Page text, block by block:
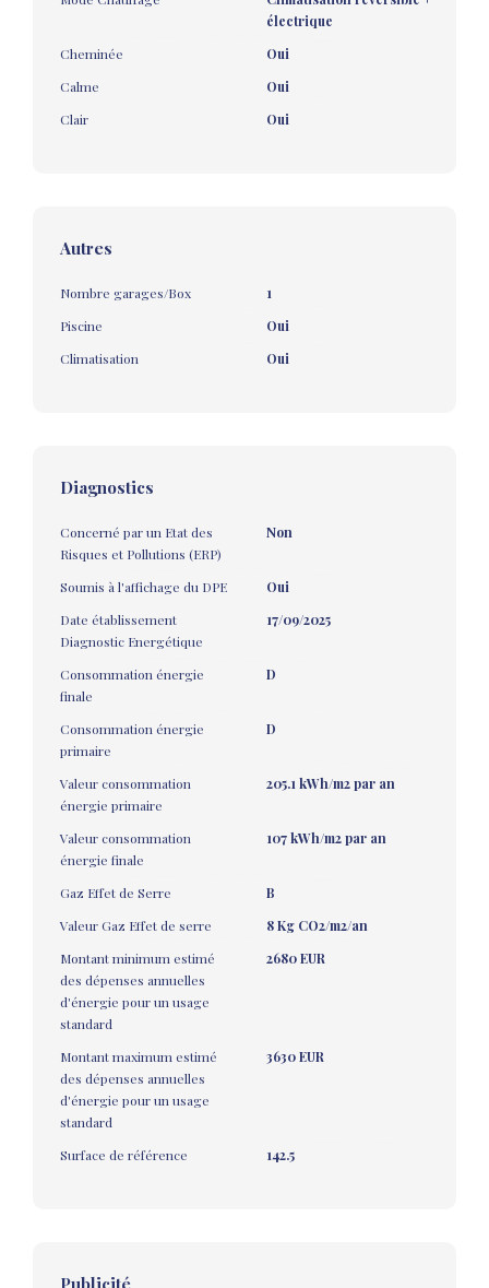
électrique
Cheminée
Oui
Calme
Oui
Clair
Oui
Autres
Nombre garages/Box
1
Piscine
Oui
Climatisation
Oui
Diagnostics
Concerné par un Etat des
Risques et Pollutions (ERP)
Non
Soumis à l'affichage du DPE
Oui
Date établissement
Diagnostic Energétique
17/09/2025
Consommation énergie
finale
D
Consommation énergie
primaire
D
Valeur consommation
énergie primaire
205.1 kWh/m2 par an
Valeur consommation
énergie finale
107 kWh/m2 par an
Gaz Effet de Serre
B
Valeur Gaz Effet de serre
8 Kg CO2/m2/an
Montant minimum estimé
des dépenses annuelles
d'énergie pour un usage
standard
2680 EUR
Montant maximum estimé
des dépenses annuelles
d'énergie pour un usage
standard
3630 EUR
Surface de référence 142.5
Publicité